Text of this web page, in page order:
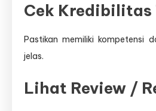
Cek Kredibilitas
Pastikan memiliki kompetensi
jelas.
Lihat Review /